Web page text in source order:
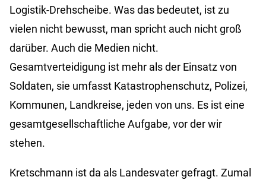
Logistik-Drehscheibe. Was das bedeutet, ist zu
vielen nicht bewusst, man spricht auch nicht groß
darüber. Auch die Medien nicht.
Gesamtverteidigung ist mehr als der Einsatz von
Soldaten, sie umfasst Katastrophenschutz, Polizei,
Kommunen, Landkreise, jeden von uns. Es ist eine
gesamtgesellschaftliche Aufgabe, vor der wir
stehen.
Kretschmann ist da als Landesvater gefragt. Zumal